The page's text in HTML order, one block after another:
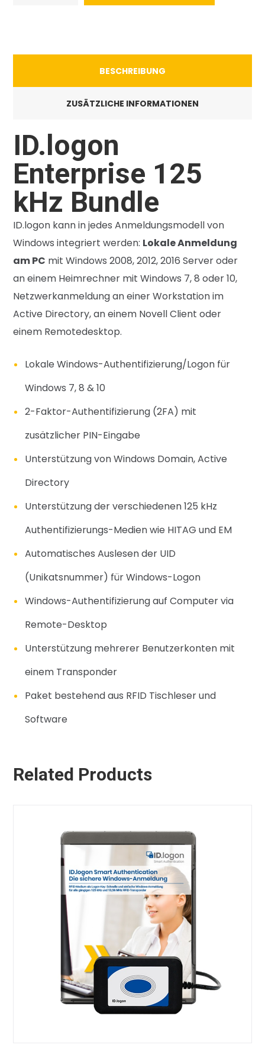
BESCHREIBUNG
ZUSÄTZLICHE INFORMATIONEN
ID.logon
Enterprise 125
kHz Bundle
ID.logon kann in jedes Anmeldungsmodell von
Windows integriert werden: Lokale Anmeldung
am PC mit Windows 2008, 2012, 2016 Server oder
an einem Heimrechner mit Windows 7, 8 oder 10,
Netzwerkanmeldung an einer Workstation im
Active Directory, an einem Novell Client oder
einem Remotedesktop.
Lokale Windows-Authentifizierung/Logon für
Windows 7, 8 & 10
2-Faktor-Authentifizierung (2FA) mit
zusätzlicher PIN-Eingabe
Unterstützung von Windows Domain, Active
Directory
Unterstützung der verschiedenen 125 kHz
Authentifizierungs-Medien wie HITAG und EM
Automatisches Auslesen der UID
(Unikatsnummer) für Windows-Logon
Windows-Authentifizierung auf Computer via
Remote-Desktop
Unterstützung mehrerer Benutzerkonten mit
einem Transponder
Paket bestehend aus RFID Tischleser und
Software
Related Products